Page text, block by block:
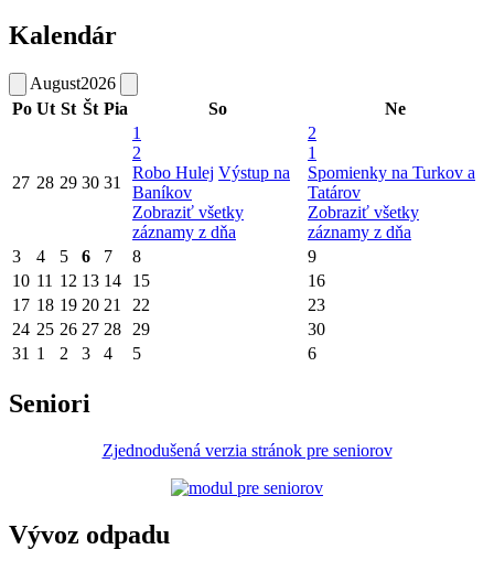
Kalendár
August2026
Po Ut St Št Pia So Ne
27 28 29 30 31
1
2
Robo Hulej Výstup na
Baníkov
Zobraziť všetky
záznamy z dňa
2
1
Spomienky na Turkov a
Tatárov
Zobraziť všetky
záznamy z dňa
3
4 5 6 7 8
9
10 11 12 13 14 15
16
17 18 19 20 21 22
23
24 25 26 27 28 29
30
31 1 2 3 4 5 6
Seniori
Zjednodušená verzia stránok pre seniorov
Vývoz odpadu